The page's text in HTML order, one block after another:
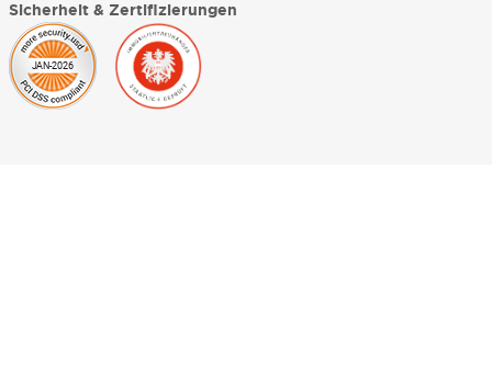
Sicherheit & Zertifizierungen